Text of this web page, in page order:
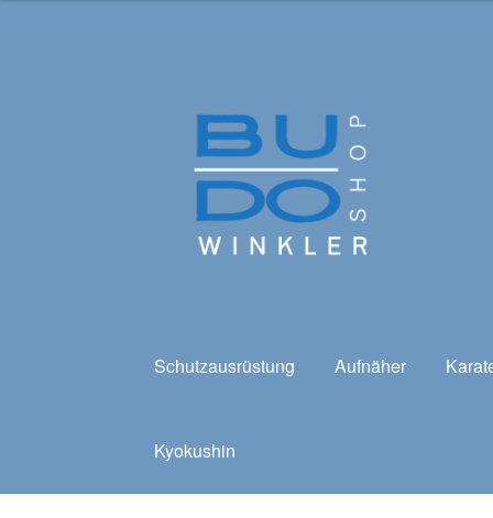
springen
springen
Schutzausrüstung Aufnäher
Kyokushin